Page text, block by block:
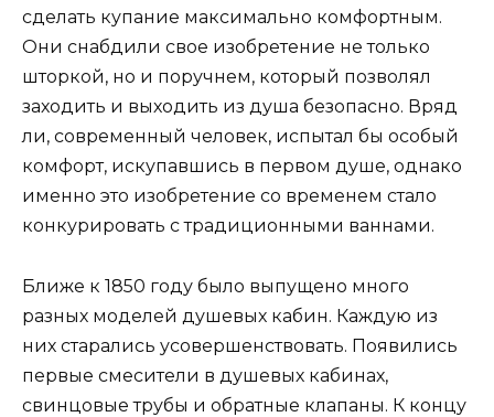
сделать купание максимально комфортным.
Они снабдили свое изобретение не только
шторкой, но и поручнем, который позволял
заходить и выходить из душа безопасно. Вряд
ли, современный человек, испытал бы особый
комфорт, искупавшись в первом душе, однако
именно это изобретение со временем стало
конкурировать с традиционными ваннами.
Ближе к 1850 году было выпущено много
разных моделей душевых кабин. Каждую из
них старались усовершенствовать. Появились
первые смесители в душевых кабинах,
свинцовые трубы и обратные клапаны. К концу